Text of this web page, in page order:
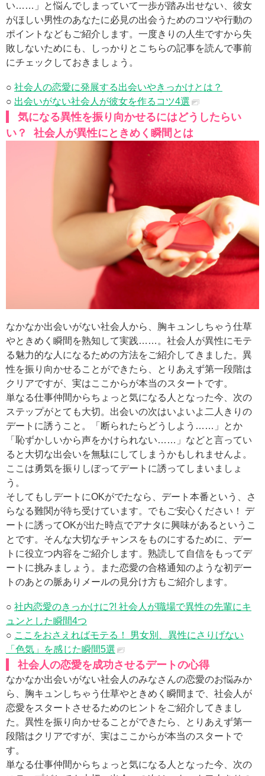
い……」と悩んでしまっていて一歩が踏み出せない、彼女
がほしい男性のあなたに必見の出会うためのコツや行動の
ポイントなどもご紹介します。一度きりの人生ですから失
敗しないためにも、しっかりとこちらの記事を読んで事前
にチェックしておきましょう。
○ 社会人の恋愛に発展する出会いやきっかけとは？
○ 出会いがない社会人が彼女を作るコツ4選
気になる異性を振り向かせるにはどうしたらい
い？ 社会人が異性にときめく瞬間とは
なかなか出会いがない社会人から、胸キュンしちゃう仕草
やときめく瞬間を熟知して実践……。社会人が異性にモテ
る魅力的な人になるための方法をご紹介してきました。異
性を振り向かせることができたら、とりあえず第一段階は
クリアですが、実はここからが本当のスタートです。
単なる仕事仲間からちょっと気になる人となった今、次の
ステップがとても大切。出会いの次はいよいよ二人きりの
デートに誘うこと。「断られたらどうしよう……」とか
「恥ずかしいから声をかけられない……」などと言ってい
ると大切な出会いを無駄にしてしまうかもしれませんよ。
ここは勇気を振りしぼってデートに誘ってしまいましょ
う。
そしてもしデートにOKがでたなら、デート本番という、さ
らなる難関が待ち受けています。でもご安心ください！ デ
ートに誘ってOKが出た時点でアナタに興味があるというこ
とです。そんな大切なチャンスをものにするために、デー
トに役立つ内容をご紹介します。熟読して自信をもってデ
ートに挑みましょう。また恋愛の合格通知のような初デー
トのあとの脈ありメールの見分け方もご紹介します。
○ 社内恋愛のきっかけに?! 社会人が職場で異性の先輩にキ
ュンとした瞬間4つ
○ ここをおさえればモテる！ 男女別、異性にさりげない
「色気」を感じた瞬間5選
社会人の恋愛を成功させるデートの心得
なかなか出会いがない社会人のみなさんの恋愛のお悩みか
ら、胸キュンしちゃう仕草やときめく瞬間まで、社会人が
恋愛をスタートさせるためのヒントをご紹介してきまし
た。異性を振り向かせることができたら、とりあえず第一
段階はクリアですが、実はここからが本当のスタートで
す。
単なる仕事仲間からちょっと気になる人となった今、次の